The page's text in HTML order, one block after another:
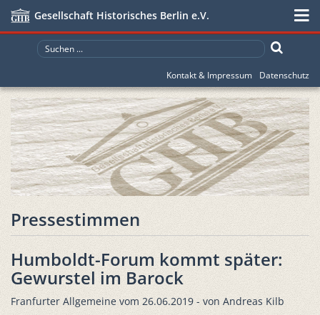
Gesellschaft Historisches Berlin e.V.
Kontakt & Impressum Datenschutz
Pressestimmen
Humboldt-Forum kommt später:
Gewurstel im Barock
Franfurter Allgemeine vom 26.06.2019 - von Andreas Kilb